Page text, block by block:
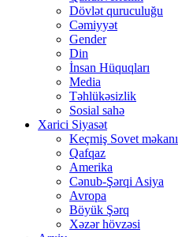
Dövlət quruculuğu
Cəmiyyət
Gender
Din
İnsan Hüquqları
Media
Təhlükəsizlik
Sosial sahə
Xarici Siyasət
Keçmiş Sovet məkanı
Qafqaz
Amerika
Cənub-Şərqi Asiya
Avropa
Böyük Şərq
Xəzər hövzəsi